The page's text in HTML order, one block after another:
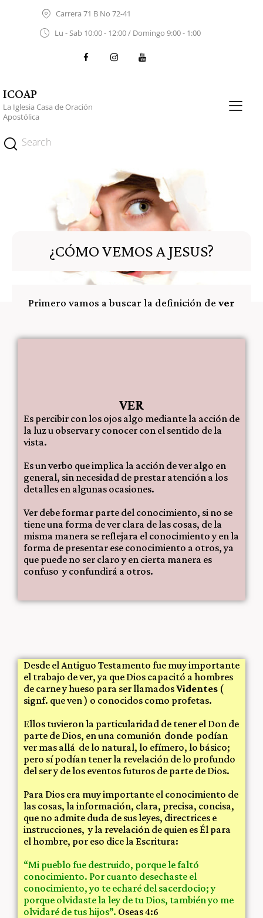
Carrera 71 B No 72-41
Lu - Sab 10:00 - 12:00 / Domingo 9:00 - 1:00
ICOAP
La Iglesia Casa de Oración
Apostólica
¿CÓMO VEMOS A JESUS?
Primero vamos a buscar la definición de ver
VER
Es percibir con los ojos algo mediante la acción de
la luz u observar y conocer con el sentido de la
vista.
Es un verbo que implica la acción de ver algo en
general, sin necesidad de prestar atención a los
detalles en algunas ocasiones.
Ver debe formar parte del conocimiento, si no se
tiene una forma de ver clara de las cosas, de la
misma manera se reflejara el conocimiento y en la
forma de presentar ese conocimiento a otros, ya
que puede no ser claro y en cierta manera es
confuso y confundirá a otros.
Desde el Antiguo Testamento fue muy importante
el trabajo de ver, ya que Dios capacitó a hombres
de carne y hueso para ser llamadosVidentes (
signf. que ven ) o conocidos como profetas.
Ellos tuvieron la particularidad de tener el Don de
parte de Dios, en una comunión donde podían
ver mas allá de lo natural, lo efímero, lo básico;
pero sí podían tener la revelación de lo profundo
del ser y de los eventos futuros de parte de Dios.
Para Dios era muy importante el conocimiento de
las cosas, la información, clara, precisa, concisa,
que no admite duda de sus leyes, directrices e
instrucciones, y la revelación de quien es Él para
el hombre, por eso dice la Escritura:
“Mi pueblo fue destruido, porque le faltó
conocimiento. Por cuanto desechaste el
conocimiento, yo te echaré del sacerdocio; y
porque olvidaste la ley de tu Dios, también yo me
olvidaré de tus hijos”. Oseas 4:6